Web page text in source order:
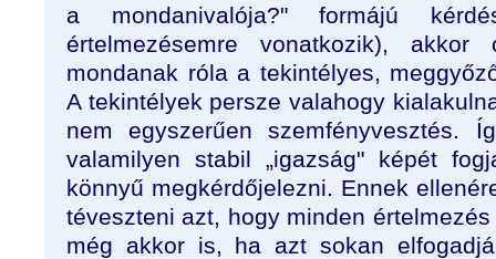
a mondanivalója?" formájú
értelmezésemre vonatkozik),
mondanak róla a tekintélyes,
A tekintélyek persze valahogy
nem egyszerűen szemfényvesztés.
valamilyen stabil „igazság" képét
könnyű megkérdőjelezni. Ennek
téveszteni azt, hogy minden
még akkor is, ha azt sokan